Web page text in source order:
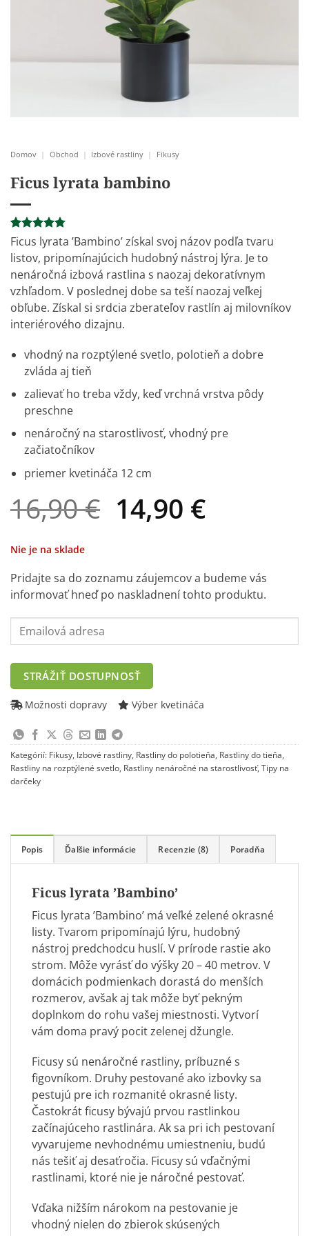
Domov | Obchod | Izbové rastliny | Fikusy
Ficus lyrata bambino
Hodnotenie
4.75z 5
na základe
8
zákazníckych
recenzií
Ficus lyrata ’Bambino’ získal svoj názov podľa tvaru
listov, pripomínajúcich hudobný nástroj lýra. Je to
nenáročná izbová rastlina s naozaj dekoratívnym
vzhľadom. V poslednej dobe sa teší naozaj veľkej
obľube. Získal si srdcia zberateľov rastlín aj milovníkov
interiérového dizajnu.
vhodný na rozptýlené svetlo, polotieň a dobre
zvláda aj tieň
zalievať ho treba vždy, keď vrchná vrstva pôdy
preschne
nenáročný na starostlivosť, vhodný pre
začiatočníkov
priemer kvetináča 12 cm
16,90€ Pôvodná
cena
16,90 €.
14,90 €
14,90 €.
Nie je na sklade
Pridajte sa do zoznamu záujemcov a budeme vás
informovať hneď po naskladnení tohto produktu.
your
address
to
join
waitlist
for
this
product
STRÁŽIŤ DOSTUPNOSŤ
Možnosti dopravy Výber kvetináča
Kategórií: Fikusy, Izbové rastliny, Rastliny do polotieňa, Rastliny do tieňa,
Rastliny na rozptýlené svetlo, Rastliny nenáročné na starostlivosť, Tipy na
darčeky
Popis Ďalšie informácie Recenzie (8) Poradňa
Ficus lyrata ’Bambino’
Ficus lyrata ’Bambino’ má veľké zelené okrasné
listy. Tvarom pripomínajú lýru, hudobný
nástroj predchodcu huslí. V prírode rastie ako
strom. Môže vyrásť do výšky 20 – 40 metrov. V
domácich podmienkach dorastá do menších
rozmerov, avšak aj tak môže byť pekným
doplnkom do rohu vašej miestnosti. Vytvorí
vám doma pravý pocit zelenej džungle.
Ficusy sú nenáročné rastliny, príbuzné s
figovníkom. Druhy pestované ako izbovky sa
pestujú pre ich rozmanité okrasné listy.
Častokrát ficusy bývajú prvou rastlinkou
začínajúceho rastlinára. Ak sa pri ich pestovaní
vyvarujeme nevhodnému umiestneniu, budú
nás tešiť aj desaťročia. Ficusy sú vďačnými
rastlinami, ktoré nie je náročné pestovať.
Vďaka nižším nárokom na pestovanie je
vhodný nielen do zbierok skúsených